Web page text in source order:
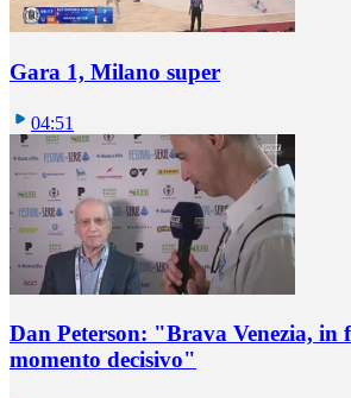
Gara 1, Milano super
04:51
Dan Peterson: "Brava Venezia, in
momento decisivo"